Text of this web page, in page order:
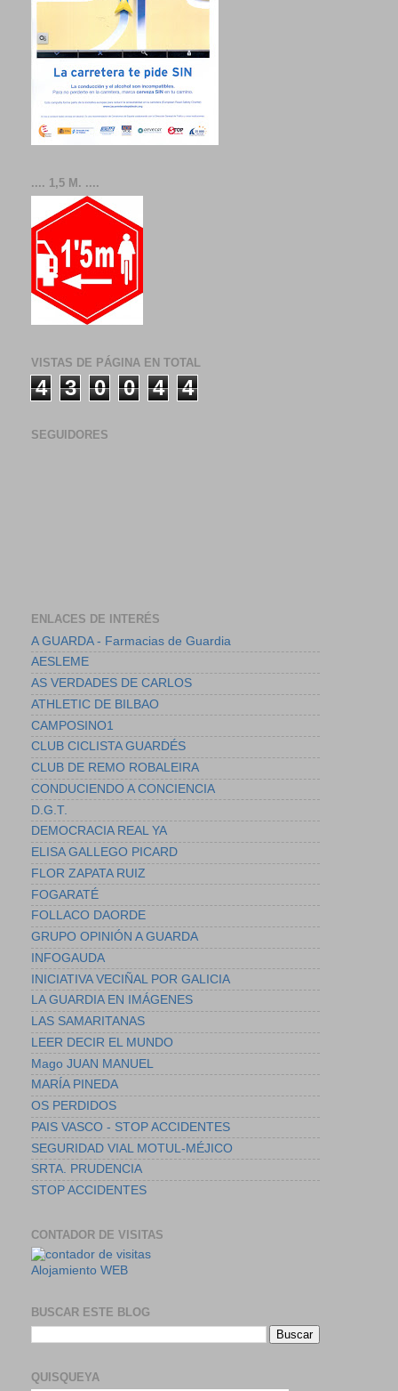
.... 1,5 M. ....
VISTAS DE PÁGINA EN TOTAL
4 3 0 0 4 4
SEGUIDORES
ENLACES DE INTERÉS
A GUARDA - Farmacias de Guardia
AESLEME
AS VERDADES DE CARLOS
ATHLETIC DE BILBAO
CAMPOSINO1
CLUB CICLISTA GUARDÉS
CLUB DE REMO ROBALEIRA
CONDUCIENDO A CONCIENCIA
D.G.T.
DEMOCRACIA REAL YA
ELISA GALLEGO PICARD
FLOR ZAPATA RUIZ
FOGARATÉ
FOLLACO DAORDE
GRUPO OPINIÓN A GUARDA
INFOGAUDA
INICIATIVA VECIÑAL POR GALICIA
LA GUARDIA EN IMÁGENES
LAS SAMARITANAS
LEER DECIR EL MUNDO
Mago JUAN MANUEL
MARÍA PINEDA
OS PERDIDOS
PAIS VASCO - STOP ACCIDENTES
SEGURIDAD VIAL MOTUL-MÉJICO
SRTA. PRUDENCIA
STOP ACCIDENTES
CONTADOR DE VISITAS
Alojamiento WEB
BUSCAR ESTE BLOG
QUISQUEYA